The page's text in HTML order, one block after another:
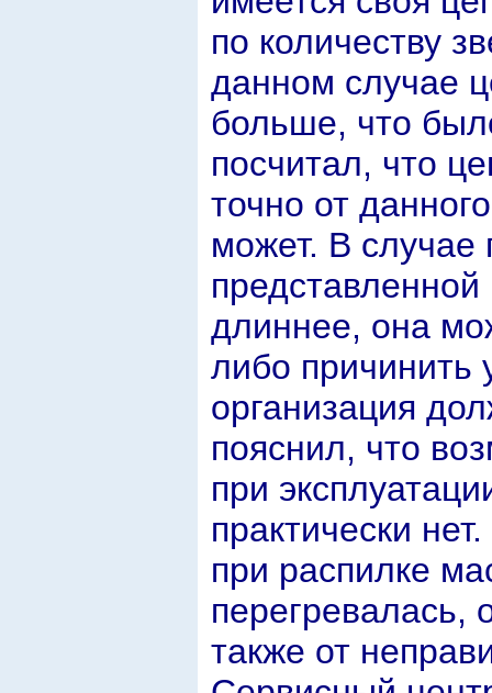
по количеству
данном случае
больше, что
посчитал, что
точно от
может. В случае
длиннее, она
либо причинить
организация
пояснил, что
при
практически
при распилке
перегревалась,
также от